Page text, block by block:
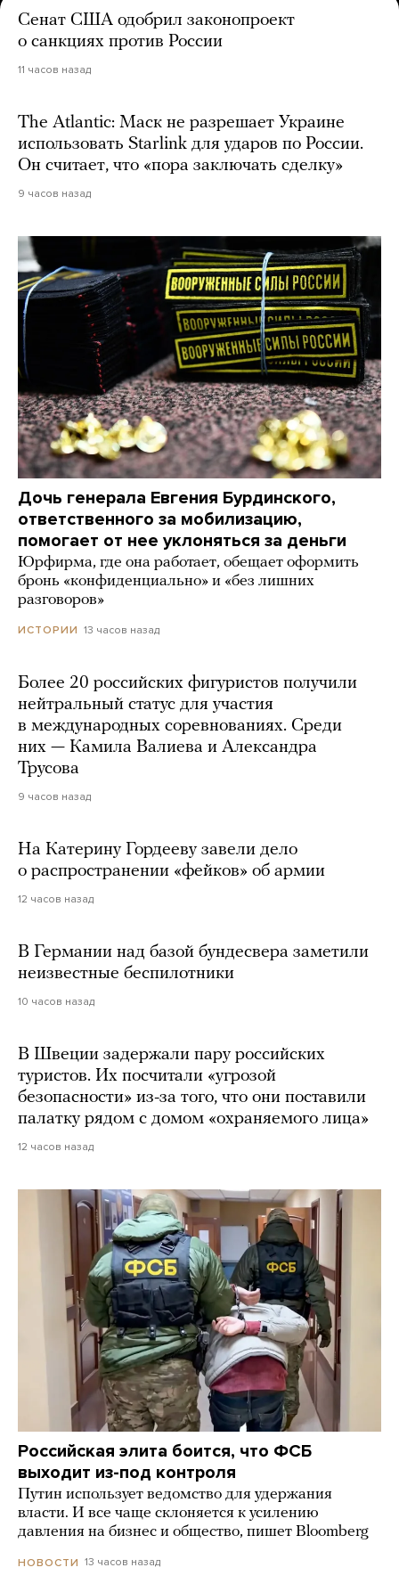
Сенат США одобрил законопроект
о санкциях против России
11 часов назад
The Atlantic: Маск не разрешает Украине
использовать Starlink для ударов по России.
Он считает, что «пора заключать сделку»
9 часов назад
Дочь генерала Евгения Бурдинского,
ответственного за мобилизацию,
помогает от нее уклоняться за деньги
Юрфирма, где она работает, обещает оформить
бронь «конфиденциально» и «без лишних
разговоров»
ИСТОРИИ 13 часов назад
Более 20 российских фигуристов получили
нейтральный статус для участия
в международных соревнованиях. Среди
них — Камила Валиева и Александра
Трусова
9 часов назад
На Катерину Гордееву завели дело
о распространении «фейков» об армии
12 часов назад
В Германии над базой бундесвера заметили
неизвестные беспилотники
10 часов назад
В Швеции задержали пару российских
туристов. Их посчитали «угрозой
безопасности» из-за того, что они поставили
палатку рядом с домом «охраняемого лица»
12 часов назад
Российская элита боится, что ФСБ
выходит из-под контроля
Путин использует ведомство для удержания
власти. И все чаще склоняется к усилению
давления на бизнес и общество, пишет Bloomberg
НОВОСТИ 13 часов назад